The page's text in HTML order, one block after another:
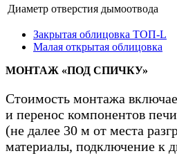
Диаметр отверстия дымоотвода
Закрытая облицовка ТОП‐L
Малая открытая облицовка
МОНТАЖ «ПОД СПИЧКУ»
Стоимость монтажа
и перенос компонентов
(не далее 30 м от места
материалы, подключение к